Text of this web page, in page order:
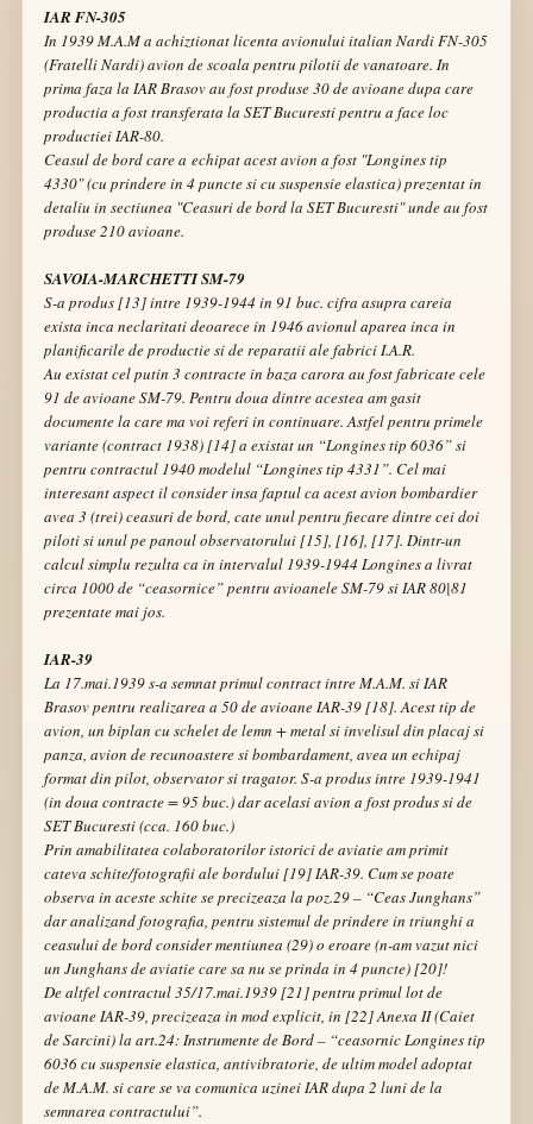
IAR FN-305
In 1939 M.A.M a achiztionat licenta avionului italian Nardi FN-305
(Fratelli Nardi) avion de scoala pentru pilotii de vanatoare. In
prima faza la IAR Brasov au fost produse 30 de avioane dupa care
productia a fost transferata la SET Bucuresti pentru a face loc
productiei IAR-80.
Ceasul de bord care a echipat acest avion a fost "Longines tip
4330"(cu prindere in 4 puncte si cu suspensie elastica) prezentat in
detaliu in sectiunea "Ceasuri de bord la SET Bucuresti"unde au fost
produse 210 avioane.
SAVOIA-MARCHETTI SM-79
S-a produs [13] intre 1939-1944 in 91 buc. cifra asupra careia
exista inca neclaritati deoarece in 1946 avionul aparea inca in
planificarile de productie si de reparatii ale fabrici I.A.R.
Au existat cel putin 3 contracte in baza carora au fost fabricate cele
91 de avioane SM-79. Pentru doua dintre acestea am gasit
documente la care ma voi referi in continuare. Astfel pentru primele
variante (contract 1938) [14] a existat un “Longines tip 6036”si
pentru contractul 1940 modelul “Longines tip 4331”. Cel mai
interesant aspect il consider insa faptul ca acest avion bombardier
avea 3 (trei) ceasuri de bord, cate unul pentru fiecare dintre cei doi
piloti si unul pe panoul observatorului [15], [16], [17]. Dintr-un
calcul simplu rezulta ca in intervalul 1939-1944 Longines a livrat
circa 1000 de “ceasornice” pentru avioanele SM-79 si IAR 80|81
prezentate mai jos.
IAR-39
La 17.mai.1939 s-a semnat primul contract intre M.A.M. si IAR
Brasov pentru realizarea a 50 de avioane IAR-39 [18]. Acest tip de
avion, un biplan cu schelet de lemn + metal si invelisul din placaj si
panza, avion de recunoastere si bombardament, avea un echipaj
format din pilot, observator si tragator. S-a produs intre 1939-1941
(in doua contracte = 95 buc.) dar acelasi avion a fost produs si de
SET Bucuresti (cca. 160 buc.)
Prin amabilitatea colaboratorilor istorici de aviatie am primit
cateva schite/fotografii ale bordului [19] IAR-39. Cum se poate
observa in aceste schite se precizeaza la poz.29 – “Ceas Junghans”
dar analizand fotografia, pentru sistemul de prindere in triunghi a
ceasului de bord consider mentiunea (29)o eroare(n-am vazut nici
un Junghans de aviatie care sa nu se prinda in 4 puncte)[20]!
De altfel contractul 35/17.mai.1939 [21] pentru primul lot de
avioane IAR-39, precizeaza in mod explicit, in [22]Anexa II (Caiet
de Sarcini) la art.24: Instrumente de Bord – “ceasornic Longines tip
6036 cu suspensie elastica, antivibratorie, de ultim model adoptat
de M.A.M. si care se va comunica uzinei IAR dupa 2 luni de la
semnarea contractului”.